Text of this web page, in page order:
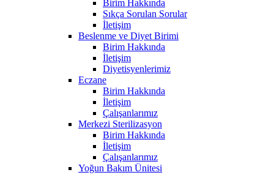
Birim Hakkında
Sıkça Sorulan Sorular
İletişim
Beslenme ve Diyet Birimi
Birim Hakkında
İletişim
Diyetisyenlerimiz
Eczane
Birim Hakkında
İletişim
Çalışanlarımız
Merkezi Sterilizasyon
Birim Hakkında
İletişim
Çalışanlarımız
Yoğun Bakım Ünitesi